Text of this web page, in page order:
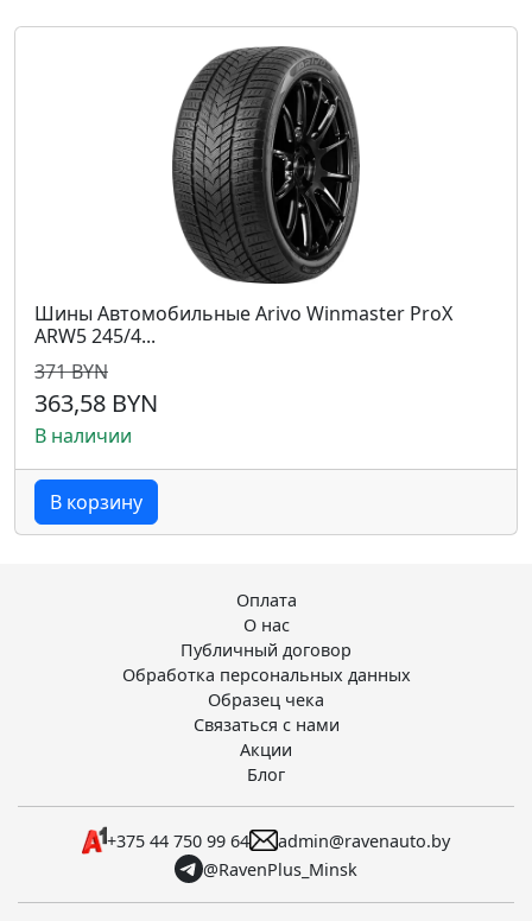
Шины Автомобильные Arivo Winmaster ProX
ARW5 245/4...
371 BYN
363,58 BYN
В наличии
В корзину
Оплата
О нас
Публичный договор
Обработка персональных данных
Образец чека
Связаться с нами
Акции
Блог
+375 44 750 99 64
admin@ravenauto.by
@RavenPlus_Minsk